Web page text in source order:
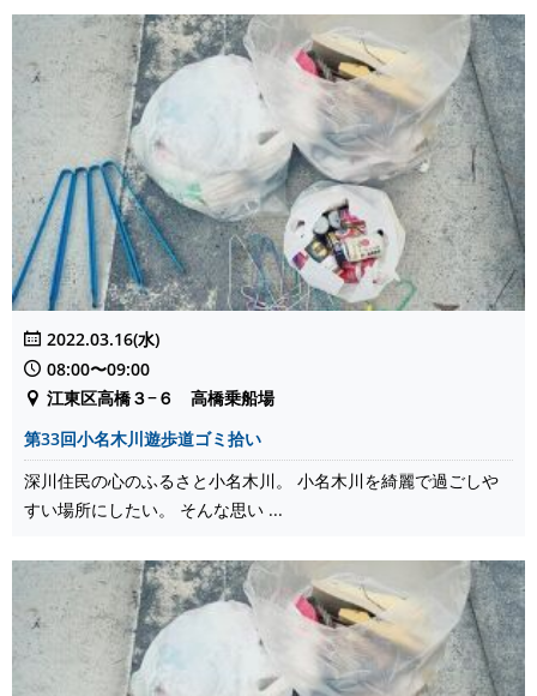
2022.03.16(水)
08:00〜09:00
江東区高橋３−６ 高橋乗船場
第33回小名木川遊歩道ゴミ拾い
深川住民の心のふるさと小名木川。 小名木川を綺麗で過ごしや
すい場所にしたい。 そんな思い ...